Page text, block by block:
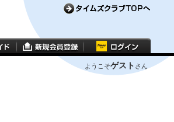
ようこそゲスト さん